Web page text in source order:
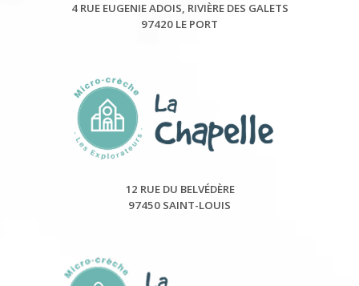
4 RUE EUGENIE ADOIS, RIVIÈRE DES GALETS
97420 LE PORT
12 RUE DU BELVÉDÈRE
97450 SAINT-LOUIS